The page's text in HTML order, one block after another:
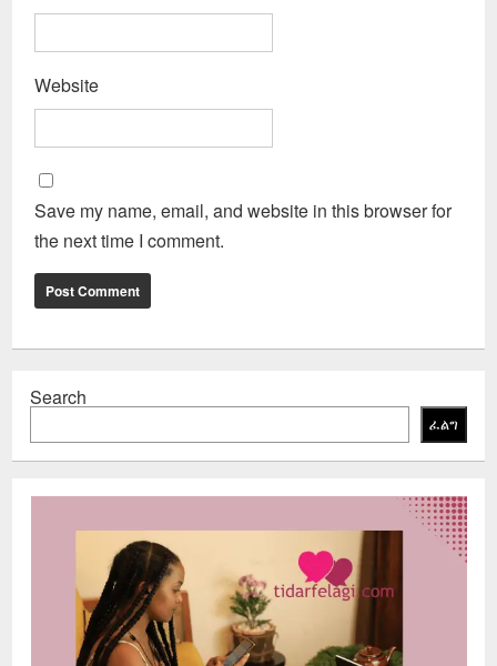
Website
Save my name, email, and website in this browser for
the next time I comment.
Search
ፈልግ